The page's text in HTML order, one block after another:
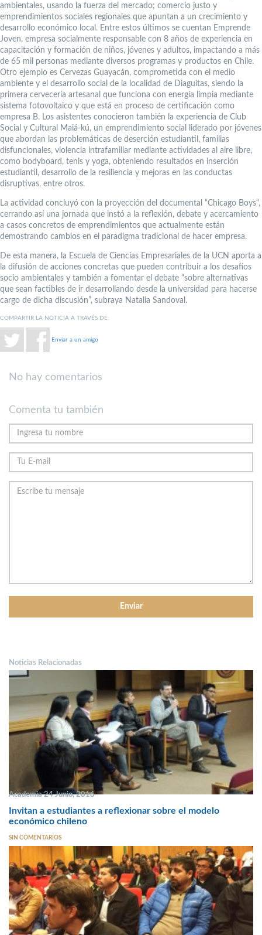
ambientales, usando la fuerza del mercado; comercio justo y
emprendimientos sociales regionales que apuntan a un crecimiento y
desarrollo económico local. Entre estos últimos se cuentan Emprende
Joven, empresa socialmente responsable con 8 años de experiencia en
capacitación y formación de niños, jóvenes y adultos, impactando a más
de 65 mil personas mediante diversos programas y productos en Chile.
Otro ejemplo es Cervezas Guayacán, comprometida con el medio
ambiente y el desarrollo social de la localidad de Diaguitas, siendo la
primera cervecería artesanal que funciona con energía limpia mediante
sistema fotovoltaico y que está en proceso de certificación como
empresa B. Los asistentes conocieron también la experiencia de Club
Social y Cultural Maiá-kú, un emprendimiento social liderado por jóvenes
que abordan las problemáticas de deserción estudiantil, familias
disfuncionales, violencia intrafamiliar mediante actividades al aire libre,
como bodyboard, tenis y yoga, obteniendo resultados en inserción
estudiantil, desarrollo de la resiliencia y mejoras en las conductas
disruptivas, entre otros.
La actividad concluyó con la proyección del documental “Chicago Boys“,
cerrando así una jornada que instó a la reflexión, debate y acercamiento
a casos concretos de emprendimientos que actualmente están
demostrando cambios en el paradigma tradicional de hacer empresa.
De esta manera, la Escuela de Ciencias Empresariales de la UCN aporta a
la difusión de acciones concretas que pueden contribuir a los desafíos
socio ambientales y también a fomentar el debate “sobre alternativas
que sean factibles de ir desarrollando desde la universidad para hacerse
cargo de dicha discusión”, subraya Natalia Sandoval.
COMPARTIR LA NOTICIA A TRAVÉS DE:
Enviar a un amigo
No hay comentarios
Comenta tu también
Noticias Relacionadas
Academia 24 Junio, 2016
Invitan a estudiantes a reflexionar sobre el modelo
económico chileno
SIN COMENTARIOS